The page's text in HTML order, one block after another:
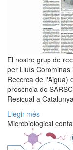
El nostre grup de
per Lluís Corominas
Recerca de l'Aigua)
presència de
Residual a
Llegir més
Microbiological